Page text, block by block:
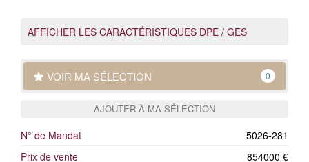
AFFICHER LES CARACTÉRISTIQUES DPE / GES
VOIR MA SÉLECTION 0
AJOUTER À MA SÉLECTION
N° de Mandat
5026-281
Prix de vente
854000 €